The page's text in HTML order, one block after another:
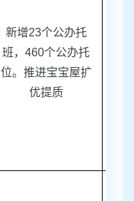
新增23个公办托
班， 460个公办托
位。推进宝宝屋扩
优提质